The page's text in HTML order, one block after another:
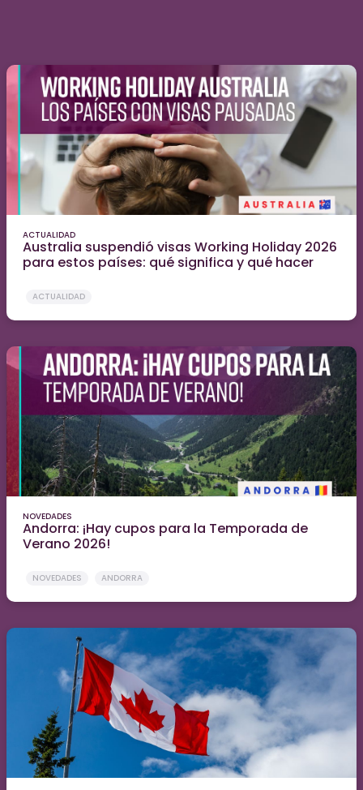
ACTUALIDAD
Australia suspendió visas Working Holiday 2026
para estos países: qué significa y qué hacer
ACTUALIDAD
NOVEDADES
Andorra: ¡Hay cupos para la Temporada de
Verano 2026!
NOVEDADES ANDORRA